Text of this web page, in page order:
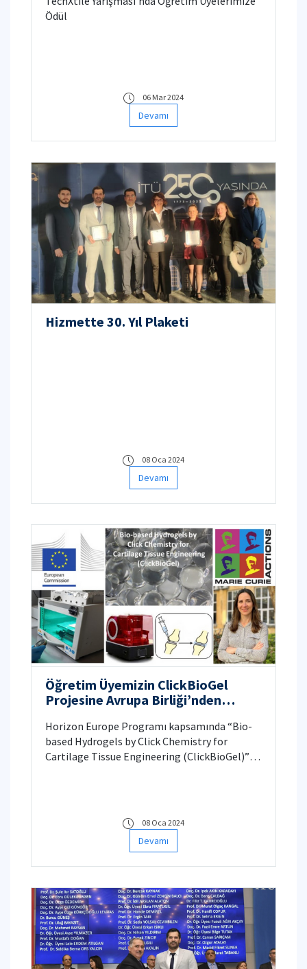
Ödül
06 Mar 2024
Devamı
Hizmette 30. Yıl Plaketi
08 Oca 2024
Devamı
Öğretim Üyemizin ClickBioGel
Projesine Avrupa Birliği’nden
Horizon Europe Programı kapsamında “Bio-
based Hydrogels by Click Chemistry for
Cartilage Tissue Engineering (ClickBioGel)”
08 Oca 2024
Devamı